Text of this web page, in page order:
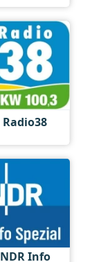
Radio38
NDR Info